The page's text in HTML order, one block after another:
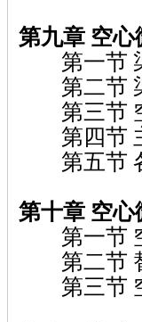
第九章 空
第一节 渠
第二节
第三节 空
第四节 主
第五节 各
第十章 空
第一节 空
第二节 替
第三节 空